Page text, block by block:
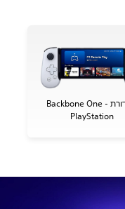
Backbone One - מהדורת
PlayStation